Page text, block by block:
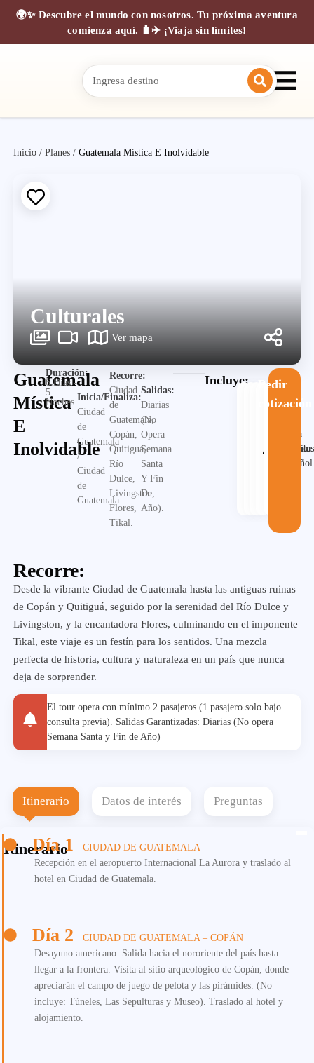
🌍✨ Descubre el mundo con nosotros. Tu próxima aventura
comienza aquí. 🧳✈️ ¡Viaja sin límites!
Inicio /Planes /Guatemala Mística E Inolvidable
Culturales
Ver mapa
Guatemala
Mística
E
Inolvidable
Duración:
6 Días -
5
Noches Inicia/Finaliza:
Ciudad
de
Guatemala
/
Ciudad
de
Guatemala
Recorre:
Ciudad
de
Guatemala,
Copán,
Quitiguá,
Río
Dulce,
Livingston,
Flores,
Tikal.
Salidas:
Diarias
(No
Opera
Semana
Santa
Y Fin
De
Año).
Incluye:
Alojamiento
Desayuno
Traslados
Guia
español
Visitas
Pedir
cotización
Recorre:
Desde la vibrante Ciudad de Guatemala hasta las antiguas ruinas
de Copán y Quitiguá, seguido por la serenidad del Río Dulce y
Livingston, y la encantadora Flores, culminando en el imponente
Tikal, este viaje es un festín para los sentidos. Una mezcla
perfecta de historia, cultura y naturaleza en un país que nunca
deja de sorprender.
El tour opera con mínimo 2 pasajeros (1 pasajero solo bajo
consulta previa). Salidas Garantizadas: Diarias (No opera
Semana Santa y Fin de Año)
Itinerario Datos de interés Preguntas
Itinerario
Día 1
CIUDAD DE GUATEMALA
Recepción en el aeropuerto Internacional La Aurora y traslado al
hotel en Ciudad de Guatemala.
Día 2
CIUDAD DE GUATEMALA – COPÁN
Desayuno americano. Salida hacia el nororiente del país hasta
llegar a la frontera. Visita al sitio arqueológico de Copán, donde
apreciarán el campo de juego de pelota y las pirámides. (No
incluye: Túneles, Las Sepulturas y Museo). Traslado al hotel y
alojamiento.